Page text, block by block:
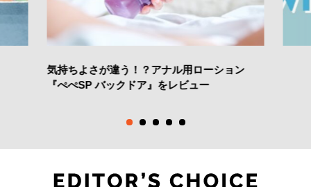
気持ちよさが違う！？アナル用ローション
『ぺぺSP バックドア』をレビュー